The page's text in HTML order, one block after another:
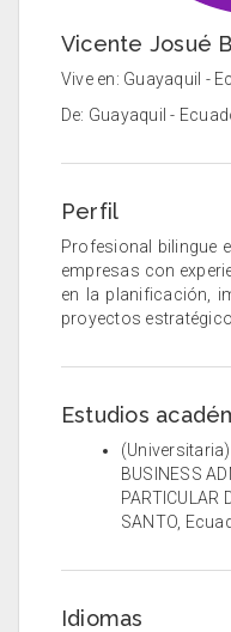
Vicente Josué
Vive en: Guayaquil -
De: Guayaquil -
Perfil
Profesional bilingue
empresas con
en la planificación,
proyectos
Estudios
(Universitaria)
BUSINESS
PARTICULAR
SANTO,
Idiomas